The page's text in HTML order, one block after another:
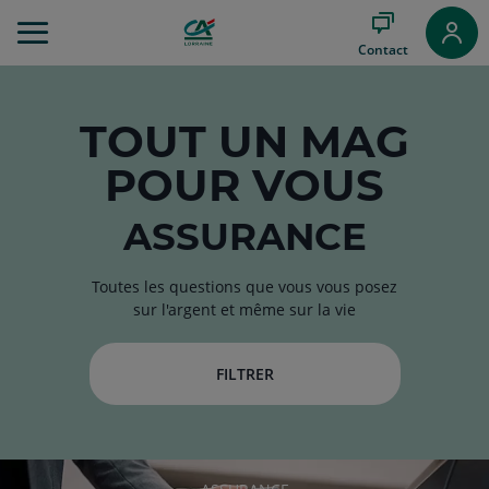
au
Contact
TOUT UN MAG
POUR VOUS
ASSURANCE
Toutes les questions que vous vous posez
sur l'argent et même sur la vie
FILTRER